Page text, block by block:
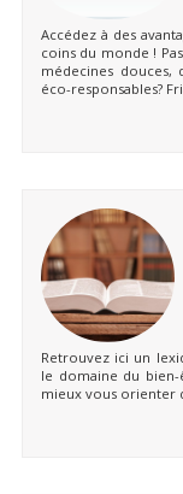
Accédez à des
coins du monde !
médecines douces,
éco-responsables?
Retrouvez ici un
le domaine du
mieux vous orienter